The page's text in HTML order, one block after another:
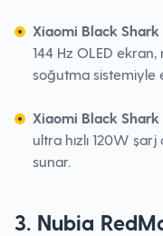
Xiaomi Black Shark
144 Hz OLED ekran,
soğutma sistemiyle
Xiaomi Black Shark
ultra hızlı 120W
sunar.
3. Nubia